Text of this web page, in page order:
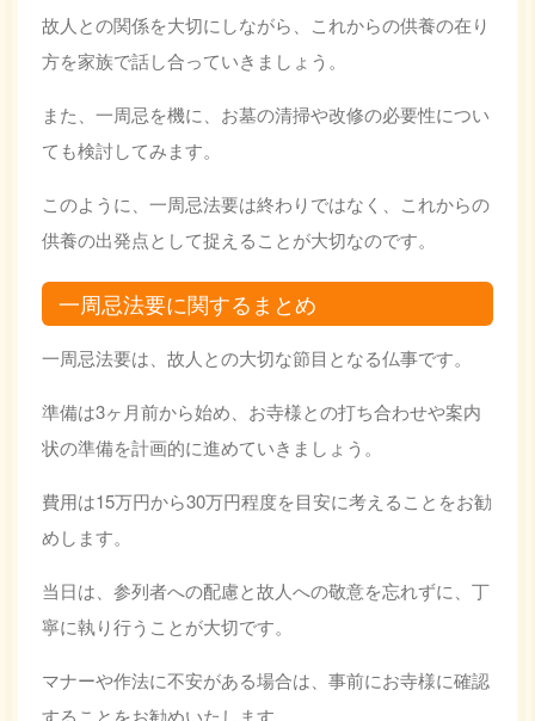
故人との関係を大切にしながら、これからの供養の在り
方を家族で話し合っていきましょう。
また、一周忌を機に、お墓の清掃や改修の必要性につい
ても検討してみます。
このように、一周忌法要は終わりではなく、これからの
供養の出発点として捉えることが大切なのです。
一周忌法要に関するまとめ
一周忌法要は、故人との大切な節目となる仏事です。
準備は3ヶ月前から始め、お寺様との打ち合わせや案内
状の準備を計画的に進めていきましょう。
費用は15万円から30万円程度を目安に考えることをお勧
めします。
当日は、参列者への配慮と故人への敬意を忘れずに、丁
寧に執り行うことが大切です。
マナーや作法に不安がある場合は、事前にお寺様に確認
することをお勧めいたします。